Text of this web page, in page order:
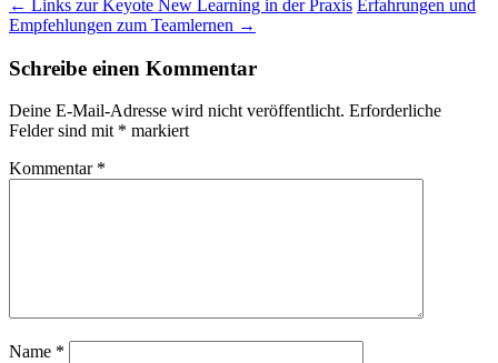
← Links zur Keyote New Learning in der Praxis Erfahrungen und
Empfehlungen zum Teamlernen →
Schreibe einen Kommentar
Deine E-Mail-Adresse wird nicht veröffentlicht. Erforderliche
Felder sind mit * markiert
Kommentar *
Name *